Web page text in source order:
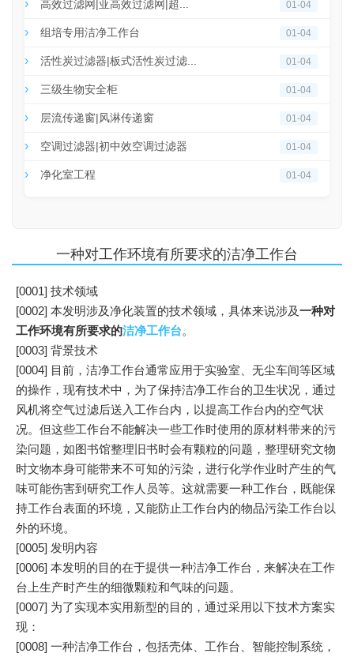
高效过滤网|亚高效过滤网|超... 01-04
组培专用洁净工作台 01-04
活性炭过滤器|板式活性炭过滤... 01-04
三级生物安全柜 01-04
层流传递窗|风淋传递窗 01-04
空调过滤器|初中效空调过滤器 01-04
净化室工程 01-04
一种对工作环境有所要求的洁净工作台
[0001] 技术领域
[0002] 本发明涉及净化装置的技术领域，具体来说涉及一种对
工作环境有所要求的洁净工作台。
[0003] 背景技术
[0004] 目前，洁净工作台通常应用于实验室、无尘车间等区域
的操作，现有技术中，为了保持洁净工作台的卫生状况，通过
风机将空气过滤后送入工作台内，以提高工作台内的空气状
况。但这些工作台不能解决一些工作时使用的原材料带来的污
染问题，如图书馆整理旧书时会有颗粒的问题，整理研究文物
时文物本身可能带来不可知的污染，进行化学作业时产生的气
味可能伤害到研究工作人员等。这就需要一种工作台，既能保
持工作台表面的环境，又能防止工作台内的物品污染工作台以
外的环境。
[0005] 发明内容
[0006] 本发明的目的在于提供一种洁净工作台，来解决在工作
台上生产时产生的细微颗粒和气味的问题。
[0007] 为了实现本实用新型的目的，通过采用以下技术方案实
现：
[0008] 一种洁净工作台，包括壳体、工作台、智能控制系统，